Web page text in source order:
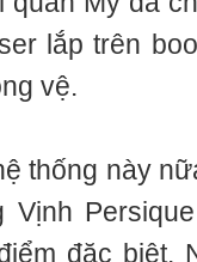
lắp trên
vệ.
thống này
Vịnh
đặc biệt.